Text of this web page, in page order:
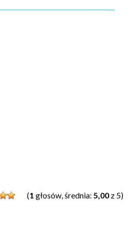
(1 głosów, średnia: 5,00 z 5)